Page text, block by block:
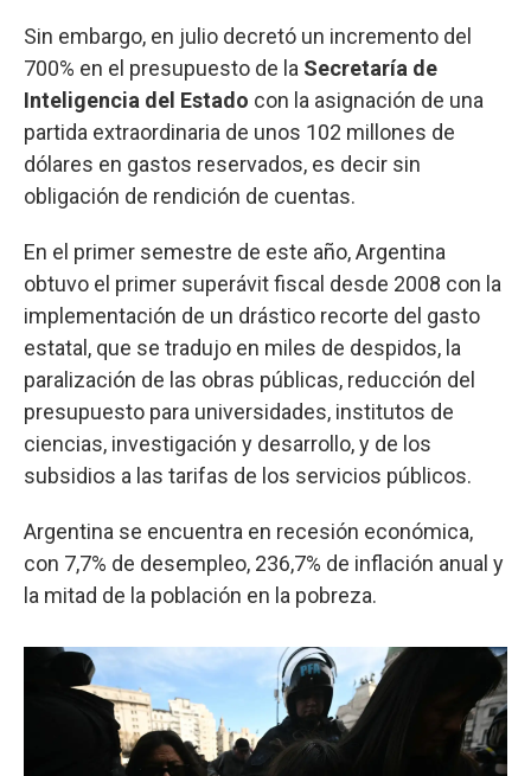
Sin embargo, en julio decretó un incremento del
700% en el presupuesto de la Secretaría de
Inteligencia del Estado con la asignación de una
partida extraordinaria de unos 102 millones de
dólares en gastos reservados, es decir sin
obligación de rendición de cuentas.
En el primer semestre de este año, Argentina
obtuvo el primer superávit fiscal desde 2008 con la
implementación de un drástico recorte del gasto
estatal, que se tradujo en miles de despidos, la
paralización de las obras públicas, reducción del
presupuesto para universidades, institutos de
ciencias, investigación y desarrollo, y de los
subsidios a las tarifas de los servicios públicos.
Argentina se encuentra en recesión económica,
con 7,7% de desempleo, 236,7% de inflación anual y
la mitad de la población en la pobreza.